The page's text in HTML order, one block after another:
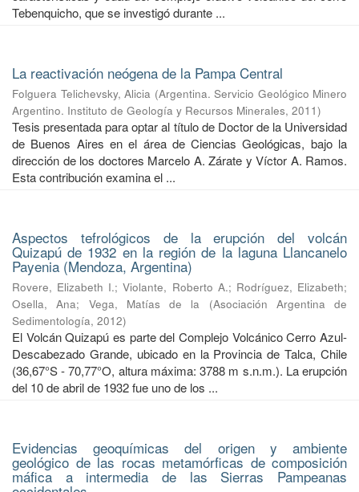
Tebenquicho, que se investigó durante ...
La reactivación neógena de la Pampa Central
Folguera Telichevsky, Alicia (Argentina. Servicio Geológico Minero
Argentino. Instituto de Geología y Recursos Minerales, 2011)
Tesis presentada para optar al título de Doctor de la Universidad
de Buenos Aires en el área de Ciencias Geológicas, bajo la
dirección de los doctores Marcelo A. Zárate y Víctor A. Ramos.
Esta contribución examina el ...
Aspectos tefrológicos de la erupción del volcán
Quizapú de 1932 en la región de la laguna Llancanelo
Payenia (Mendoza, Argentina)
Rovere, Elizabeth I.;Violante, Roberto A.; Rodríguez, Elizabeth;
Osella, Ana; Vega, Matías de la (Asociación Argentina de
Sedimentología, 2012)
El Volcán Quizapú es parte del Complejo Volcánico Cerro Azul-
Descabezado Grande, ubicado en la Provincia de Talca, Chile
(36,67°S - 70,77°O, altura máxima: 3788 m s.n.m.). La erupción
del 10 de abril de 1932 fue uno de los ...
Evidencias geoquímicas del origen y ambiente
geológico de las rocas metamórficas de composición
máfica a intermedia de las Sierras Pampeanas